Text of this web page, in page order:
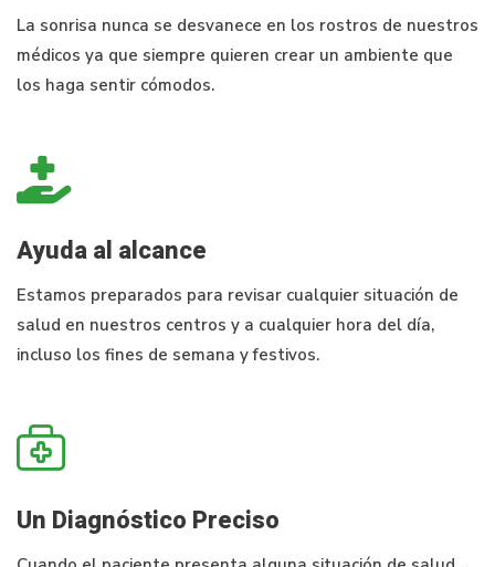
La sonrisa nunca se desvanece en los rostros de nuestros
médicos ya que siempre quieren crear un ambiente que
los haga sentir cómodos.
Ayuda al alcance
Estamos preparados para revisar cualquier situación de
salud en nuestros centros y a cualquier hora del día,
incluso los fines de semana y festivos.
Un Diagnóstico Preciso